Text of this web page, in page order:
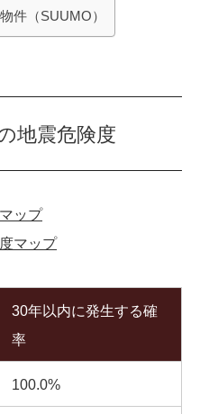
件（SUUMO）
地震危険度
ップ
マップ
30年以内に発生する確
率
100.0%